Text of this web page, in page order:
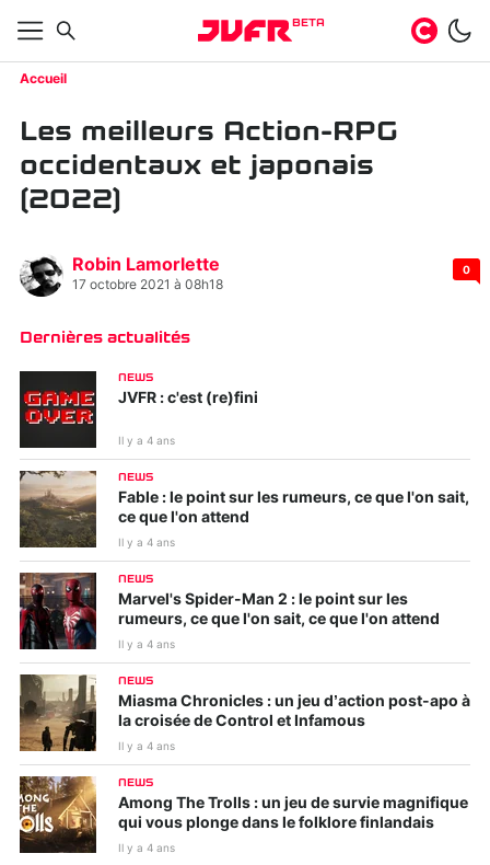
BETA
Accueil
Les meilleurs Action-RPG
occidentaux et japonais
(2022)
Robin Lamorlette
17 octobre 2021 à 08h18
0
Dernières actualités
NEWS
JVFR : c'est (re)fini
Il y a 4 ans
NEWS
Fable : le point sur les rumeurs, ce que l'on sait,
ce que l'on attend
Il y a 4 ans
NEWS
Marvel's Spider-Man 2 : le point sur les
rumeurs, ce que l'on sait, ce que l'on attend
Il y a 4 ans
NEWS
Miasma Chronicles : un jeu d’action post-apo à
la croisée de Control et Infamous
Il y a 4 ans
NEWS
Among The Trolls : un jeu de survie magnifique
qui vous plonge dans le folklore finlandais
Il y a 4 ans